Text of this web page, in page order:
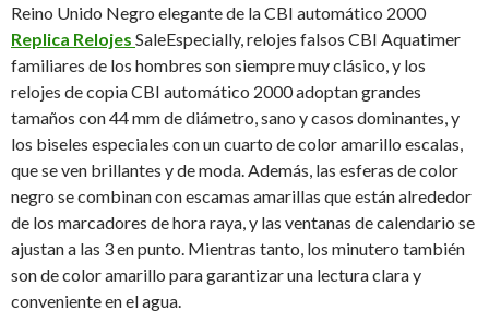
Reino Unido Negro elegante de la CBI automático 2000
Replica Relojes SaleEspecially, relojes falsos CBI Aquatimer
familiares de los hombres son siempre muy clásico, y los
relojes de copia CBI automático 2000 adoptan grandes
tamaños con 44 mm de diámetro, sano y casos dominantes, y
los biseles especiales con un cuarto de color amarillo escalas,
que se ven brillantes y de moda. Además, las esferas de color
negro se combinan con escamas amarillas que están alrededor
de los marcadores de hora raya, y las ventanas de calendario se
ajustan a las 3 en punto. Mientras tanto, los minutero también
son de color amarillo para garantizar una lectura clara y
conveniente en el agua.